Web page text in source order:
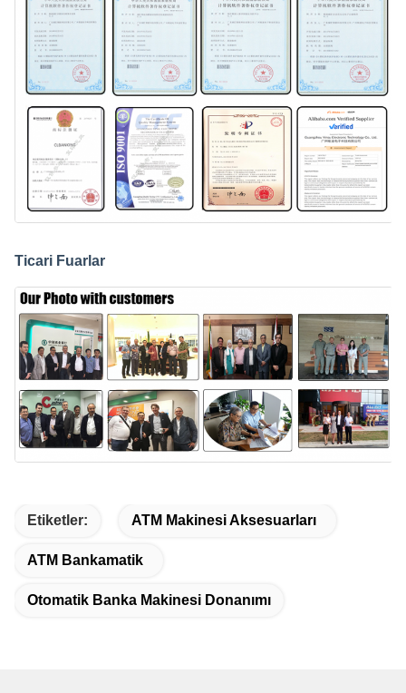
Ticari Fuarlar
Etiketler: ATM Makinesi Aksesuarları
ATM Bankamatik
Otomatik Banka Makinesi Donanımı